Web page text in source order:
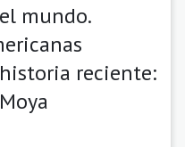
mundo.
reciente: